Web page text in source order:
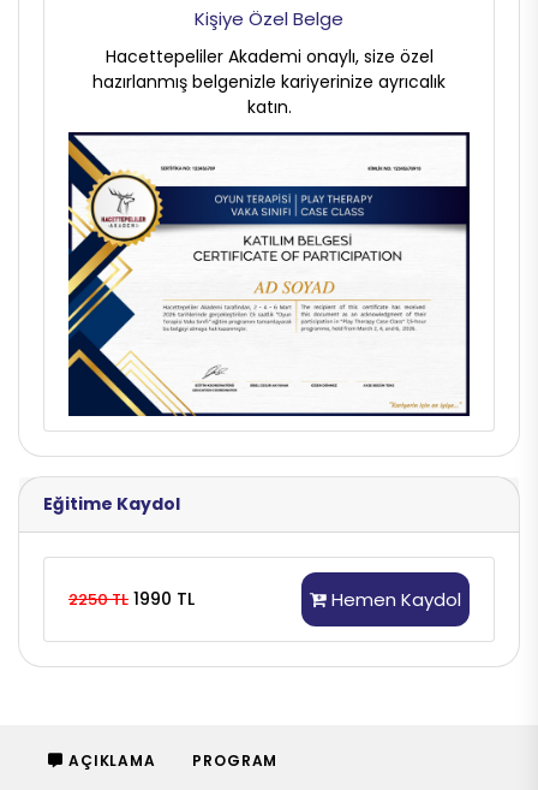
Kişiye Özel Belge
Hacettepeliler Akademi onaylı, size özel
hazırlanmış belgenizle kariyerinize ayrıcalık
katın.
Eğitime Kaydol
2250 TL 1990 TL Hemen Kaydol
AÇIKLAMA PROGRAM